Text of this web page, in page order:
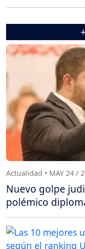
Actualidad • MAY 24 /
Nuevo golpe
polémico